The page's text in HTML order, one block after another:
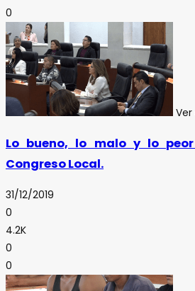
0
Lo bueno, lo malo y lo
Congreso Local.
31/12/2019
0
4.2K
0
0